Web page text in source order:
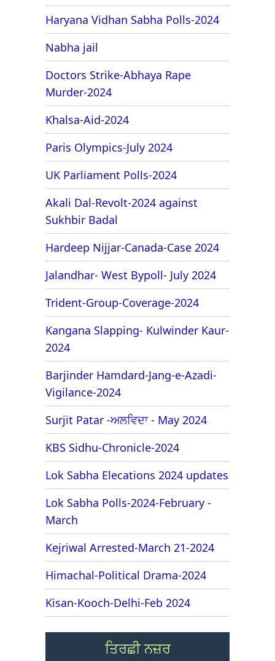
Haryana Vidhan Sabha Polls-2024
Nabha jail
Doctors Strike-Abhaya Rape
Murder-2024
Khalsa-Aid-2024
Paris Olympics-July 2024
UK Parliament Polls-2024
Akali Dal-Revolt-2024 against
Sukhbir Badal
Hardeep Nijjar-Canada-Case 2024
Jalandhar- West Bypoll- July 2024
Trident-Group-Coverage-2024
Kangana Slapping- Kulwinder Kaur-
2024
Barjinder Hamdard-Jang-e-Azadi-
Vigilance-2024
Surjit Patar -ਅਲਵਿਦਾ - May 2024
KBS Sidhu-Chronicle-2024
Lok Sabha Elecations 2024 updates
Lok Sabha Polls-2024-February -
March
Kejriwal Arrested-March 21-2024
Himachal-Political Drama-2024
Kisan-Kooch-Delhi-Feb 2024
ਤਿਰਛੀ ਨਜ਼ਰ